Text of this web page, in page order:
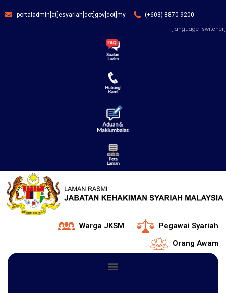
portaladmin[at]esyariah[dot]gov[dot]my (+603) 8870 9200
[language-switcher]
Warga JKSM
Pegawai Syariah
Orang Awam